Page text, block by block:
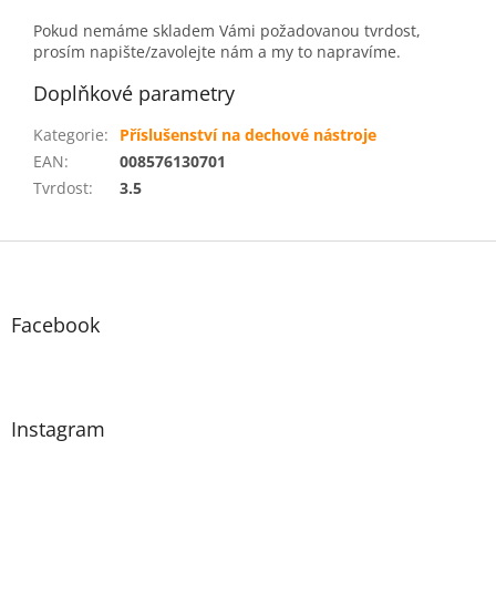
Pokud nemáme skladem Vámi požadovanou tvrdost,
prosím napište/zavolejte nám a my to napravíme.
Doplňkové parametry
Kategorie:
Příslušenství na dechové nástroje
EAN:
008576130701
Tvrdost: 3.5
Z
Facebook
Instagram